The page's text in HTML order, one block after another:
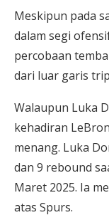
Meskipun pada
dalam segi
percobaan
dari luar garis
Walaupun Luka
kehadiran
menang. Luka
dan 9 rebound
Maret 2025. Ia
atas Spurs.